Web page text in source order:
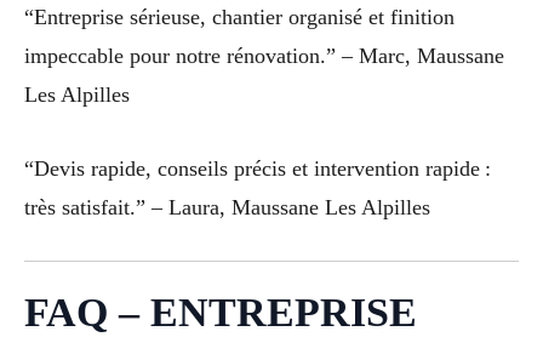
“Entreprise sérieuse, chantier organisé et finition
impeccable pour notre rénovation.” – Marc, Maussane
Les Alpilles
“Devis rapide, conseils précis et intervention rapide :
très satisfait.” – Laura, Maussane Les Alpilles
FAQ – ENTREPRISE